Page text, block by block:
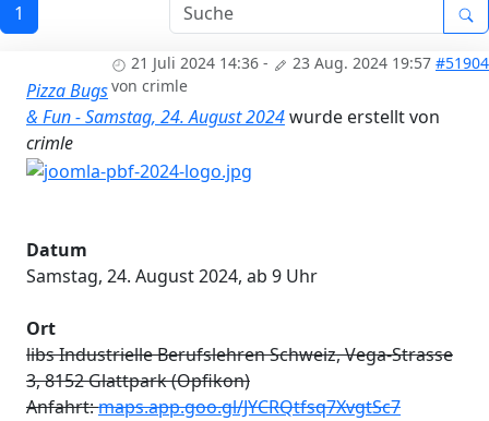
1
21 Juli 2024 14:36 - 23 Aug. 2024 19:57 #51904
von crimle
Pizza Bugs
& Fun - Samstag, 24. August 2024wurde erstellt von
crimle
Datum
Samstag, 24. August 2024, ab 9 Uhr
Ort
libs Industrielle Berufslehren Schweiz, Vega-Strasse
3, 8152 Glattpark (Opfikon)
Anfahrt:maps.app.goo.gl/JYCRQtfsq7XvgtSc7